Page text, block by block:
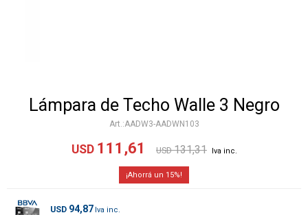
Lámpara de Techo Walle 3 Negro
AADW3-AADWN103
USD 111,61 USD 131,31
15
USD 94,87